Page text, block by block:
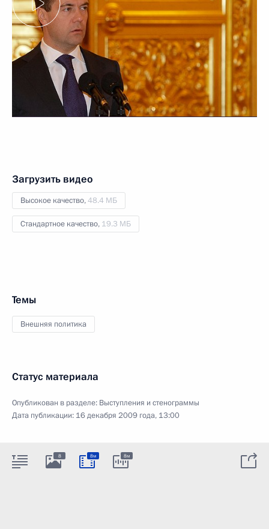
Загрузить видео
Высокое качество,48.4 МБ
Стандартное качество, 19.3 МБ
Темы
Внешняя политика
Статус материала
Опубликован в разделе: Выступления и стенограммы
Дата публикации: 16 декабря 2009 года, 13:00
8 8м 8м